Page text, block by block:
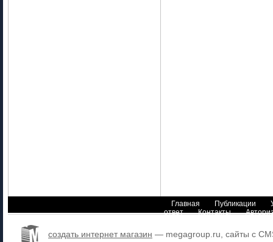
Главная Публикации
ответ
Контакты
создать интернет магазин — megagroup.ru, сайты с